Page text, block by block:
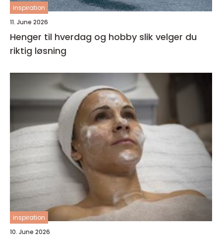
inspiration
11. June 2026
Henger til hverdag og hobby slik velger du
riktig løsning
inspiration
10. June 2026